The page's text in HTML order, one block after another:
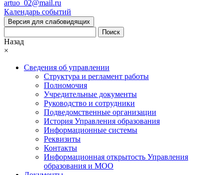
artuo_02@mail.ru
Календарь событий
Версия для слабовидящих
Поиск
Назад
×
Сведения об управлении
Структура и регламент работы
Полномочия
Учредительные документы
Руководство и сотрудники
Подведомственные организации
История Управления образования
Информационные системы
Реквизиты
Контакты
Информационная открытость Управления
образования и МОО